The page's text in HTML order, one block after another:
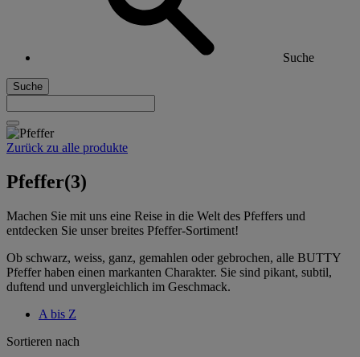
Suche
Suche
Zurück zu alle produkte
Pfeffer(3)
Machen Sie mit uns eine Reise in die Welt des Pfeffers und
entdecken Sie unser breites Pfeffer-Sortiment!
Ob schwarz, weiss, ganz, gemahlen oder gebrochen, alle BUTTY
Pfeffer haben einen markanten Charakter. Sie sind pikant, subtil,
duftend und unvergleichlich im Geschmack.
A bis Z
Sortieren nach